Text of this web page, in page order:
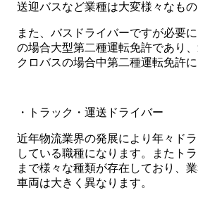
送迎バスなど業種は大変様々なもの
また、バスドライバーですが必要
の場合大型第二種運転免許であり
クロバスの場合中第二種運転免許に
・トラック・運送ドライバー
近年物流業界の発展により年々ド
している職種になります。またト
まで様々な種類が存在しており、
車両は大きく異なります。